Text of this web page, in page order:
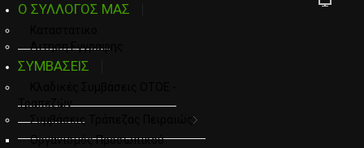
Ο ΣΥΛΛΟΓΟΣ ΜΑΣ
Αιτηση Εγγραφης
ΣΥΜΒΑΣΕΙΣ
Τραπεζών
Συμβάσεις Τράπεζας Πειραιώς
Οργανισμός Προσωπικού